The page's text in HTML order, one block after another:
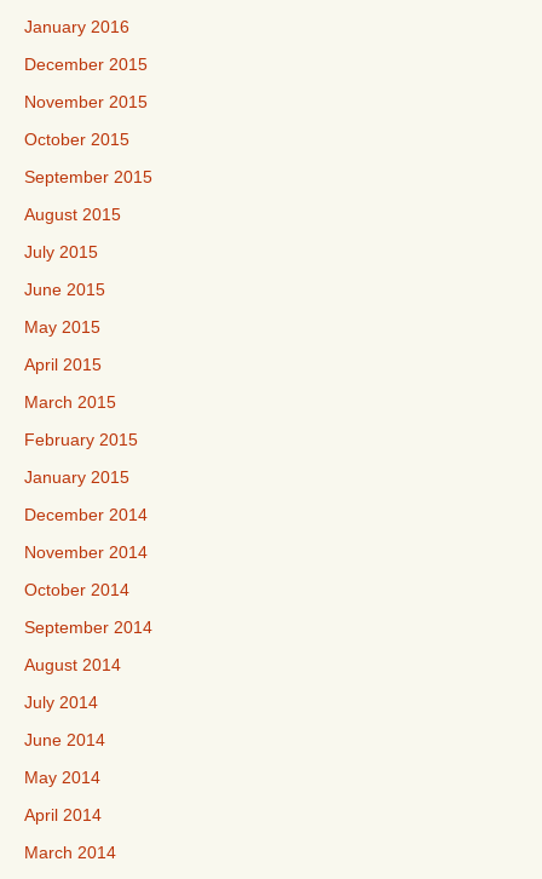
January 2016
December 2015
November 2015
October 2015
September 2015
August 2015
July 2015
June 2015
May 2015
April 2015
March 2015
February 2015
January 2015
December 2014
November 2014
October 2014
September 2014
August 2014
July 2014
June 2014
May 2014
April 2014
March 2014